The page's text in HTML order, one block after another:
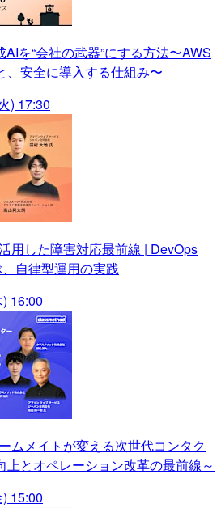
AIを“会社の武器”にする方法〜AWS
、安全に導入する仕組み〜
) 17:30
用した障害対応最前線 | DevOps
自律型運用の実践
16:00
ムメイトが変える次世代コンタク
上とオペレーション改革の最前線～
15:00